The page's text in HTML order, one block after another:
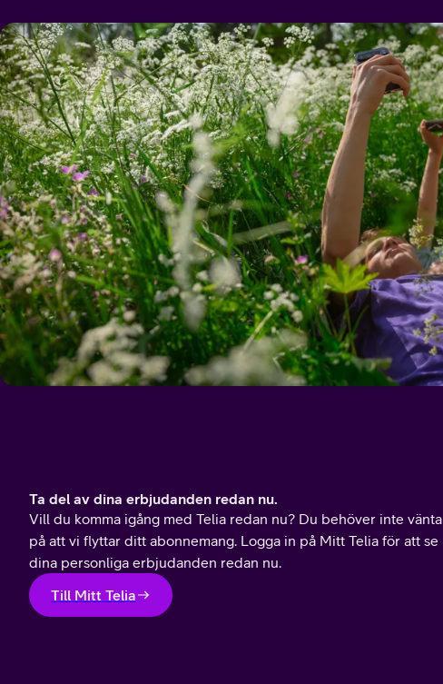
Ta del av dina erbjudanden redan nu.
Vill du komma igång med Telia redan nu? Du behöver inte vänta
på att vi flyttar ditt abonnemang. Logga in på Mitt Telia för att se
dina personliga erbjudanden redan nu.
Till Mitt Telia